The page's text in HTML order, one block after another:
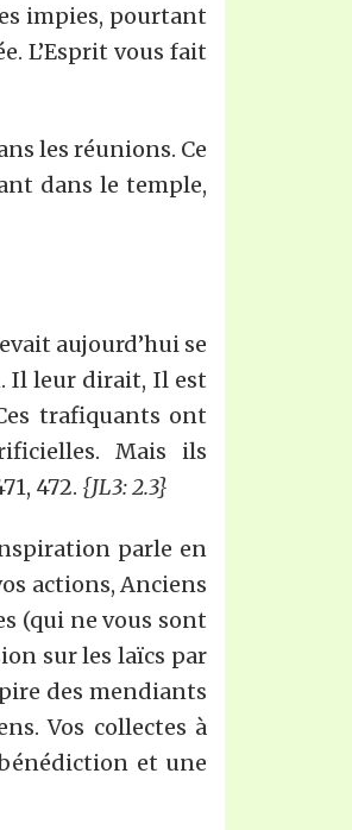
impies, pourtant
L’Esprit vous fait
les réunions. Ce
dans le temple,
aujourd’hui se
Il leur dirait, Il est
trafiquants ont
Mais ils
472. {JL3: 2.3}
parle en
actions, Anciens
(qui ne vous sont
sur les laïcs par
des mendiants
Vos collectes à
et une